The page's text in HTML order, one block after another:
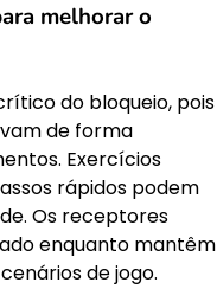
melhorar o
do bloqueio, pois
de forma
Exercícios
rápidos podem
Os receptores
enquanto mantêm
de jogo.